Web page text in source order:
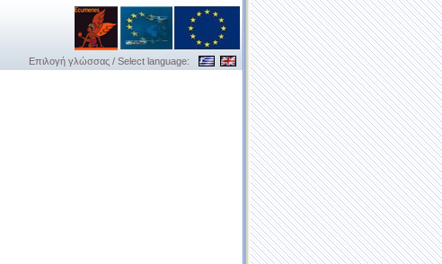
Επιλογή γλώσσας / Select language: